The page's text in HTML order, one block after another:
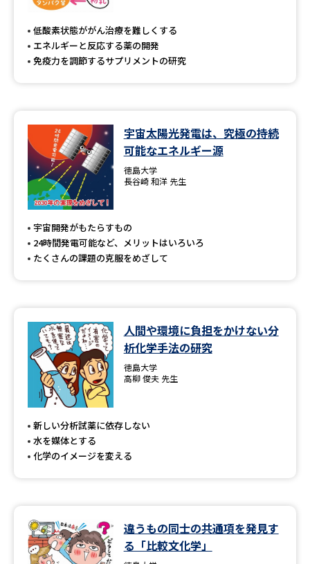
ユーザーサポート
Ｑ＆Ａ よくあるご質問 大学進学IDについて
お支払いサイト
個人情報取扱規定
特定商取引表記
訂正のご案内
低酸素状態ががん治療を難しくする
エネルギーと反応する薬の開発
免疫力を調節するサプリメントの研究
宇宙太陽光発電は、究極の持続
可能なエネルギー源
徳島大学
長谷崎 和洋 先生
宇宙開発がもたらすもの
24時間発電可能など、メリットはいろいろ
たくさんの課題の克服をめざして
人間や環境に負担をかけない分
析化学手法の研究
徳島大学
高柳 俊夫 先生
新しい分析試薬に依存しない
水を媒体とする
化学のイメージを変える
違うもの同士の共通項を発見す
る「比較文化学」